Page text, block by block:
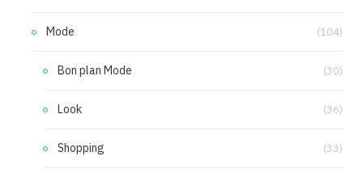
Mode (104)
Bon plan Mode (30)
Look (36)
Shopping (33)